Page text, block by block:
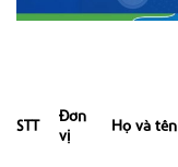
STT
Đơn
vị
Họ và tên